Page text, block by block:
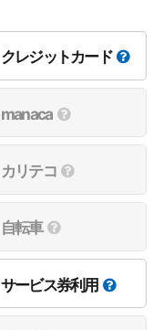
クレジットカード
manaca
カリテコ
自転車
サービス券利用